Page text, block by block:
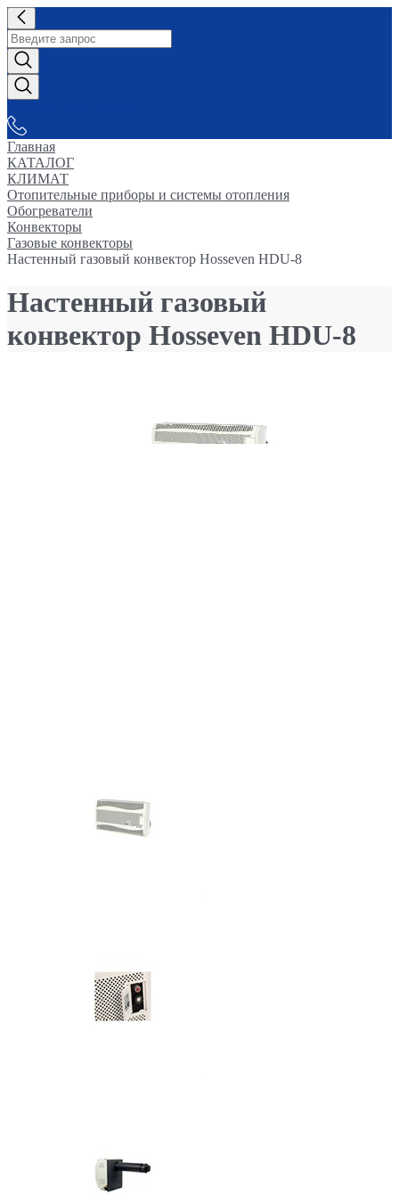
Главная
КАТАЛОГ
КЛИМАТ
Отопительные приборы и системы отопления
Обогреватели
Конвекторы
Газовые конвекторы
Настенный газовый конвектор Hosseven HDU-8
Настенный газовый
конвектор Hosseven HDU-8